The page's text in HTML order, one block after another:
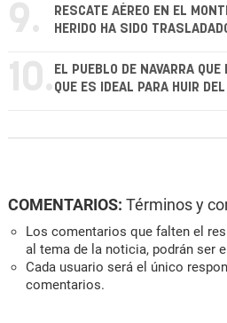
9.
RESCATE AÉREO EN EL
HERIDO HA SIDO
10. EL PUEBLO DE NAVARRA
QUE ES IDEAL PARA HUIR
COMENTARIOS: Términos y
Los comentarios que falten el
al tema de la noticia, podrán ser
Cada usuario será el único
comentarios.